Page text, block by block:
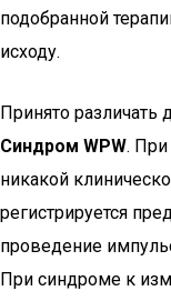
подобранной
исходу.
Принято различать
Синдром WPW. При
никакой
регистрируется
проведение
При синдроме к